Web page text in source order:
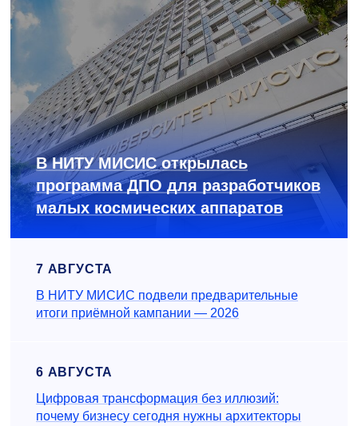
В НИТУ МИСИС открылась
программа ДПО для разработчиков
малых космических аппаратов
7 АВГУСТА
В НИТУ МИСИС подвели предварительные
итоги приёмной кампании — 2026
6 АВГУСТА
Цифровая трансформация без иллюзий:
почему бизнесу сегодня нужны архитекторы